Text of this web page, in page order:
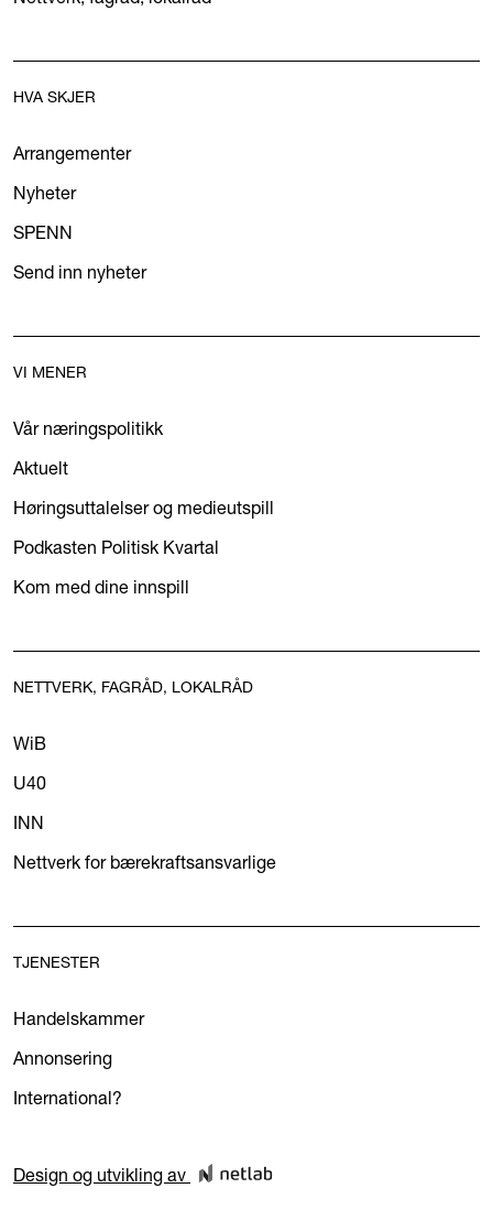
HVA SKJER
Arrangementer
Nyheter
SPENN
Send inn nyheter
VI MENER
Vår næringspolitikk
Aktuelt
Høringsuttalelser og medieutspill
Podkasten Politisk Kvartal
Kom med dine innspill
NETTVERK, FAGRÅD, LOKALRÅD
WiB
U40
INN
Nettverk for bærekraftsansvarlige
TJENESTER
Handelskammer
Annonsering
International?
Design og utvikling av